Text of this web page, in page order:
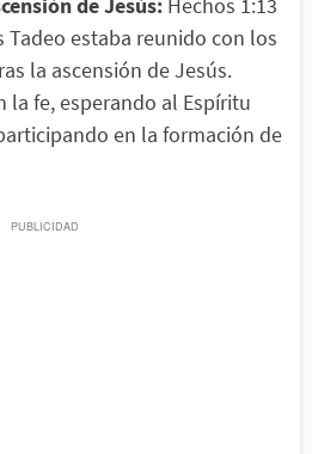
Tadeo estaba reunido con los
la ascensión de Jesús.
la fe, esperando al Espíritu
en la formación de